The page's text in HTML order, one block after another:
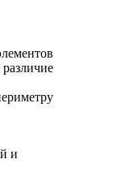
и